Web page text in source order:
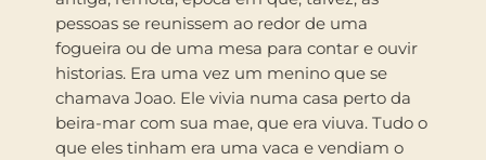
pessoas se reunissem ao redor de uma
fogueira ou de uma mesa para contar e ouvir
historias. Era uma vez um menino que se
chamava Joao. Ele vivia numa casa perto da
beira-mar com sua mae, que era viuva. Tudo o
que eles tinham era uma vaca e vendiam o